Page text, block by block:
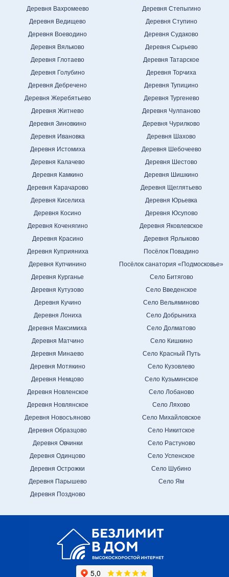
Деревня Вахромеево
Деревня Ведищево
Деревня Воеводино
Деревня Вяльково
Деревня Глотаево
Деревня Голубино
Деревня Дебречено
Деревня Жеребятьево
Деревня Житнево
Деревня Зиновкино
Деревня Ивановка
Деревня Истомиха
Деревня Калачево
Деревня Камкино
Деревня Карачарово
Деревня Киселиха
Деревня Косино
Деревня Коченягино
Деревня Красино
Деревня Куприяниха
Деревня Купчинино
Деревня Курганье
Деревня Кутузово
Деревня Кучино
Деревня Лониха
Деревня Максимиха
Деревня Матчино
Деревня Минаево
Деревня Мотякино
Деревня Немцово
Деревня Новленское
Деревня Новлянское
Деревня Новосъяново
Деревня Образцово
Деревня Овчинки
Деревня Одинцово
Деревня Острожки
Деревня Парышево
Деревня Поздново
Деревня Степыгино
Деревня Ступино
Деревня Судаково
Деревня Сырьево
Деревня Татарское
Деревня Торчиха
Деревня Тупицино
Деревня Тургенево
Деревня Чулпаново
Деревня Чурилково
Деревня Шахово
Деревня Шебочеево
Деревня Шестово
Деревня Шишкино
Деревня Щеглятьево
Деревня Юрьевка
Деревня Юсупово
Деревня Яковлевское
Деревня Ярлыково
Посёлок Повадино
Посёлок санатория «Подмосковье»
Село Битягово
Село Введенское
Село Вельяминово
Село Добрыниха
Село Долматово
Село Кишкино
Село Красный Путь
Село Кузовлево
Село Кузьминское
Село Лобаново
Село Ляхово
Село Михайловское
Село Никитское
Село Растуново
Село Успенское
Село Шубино
Село Ям